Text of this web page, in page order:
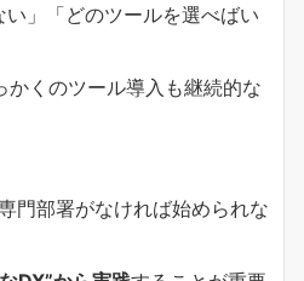
い」「どのツールを選べばい
かくのツール導入も継続的な
門部署がなければ始められな